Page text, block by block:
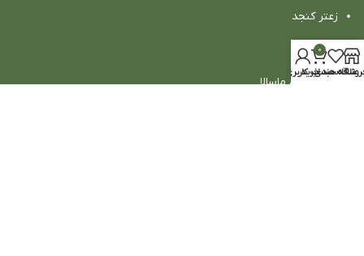
زعتر کنجد
ادویه گرام ماسالا
علاقه مندی
0
سبد خرید
حساب کاربری من